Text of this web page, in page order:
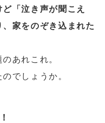
「泣き声が聞こえ
家をのぞき込まれた
あれこれ。
でしょうか。